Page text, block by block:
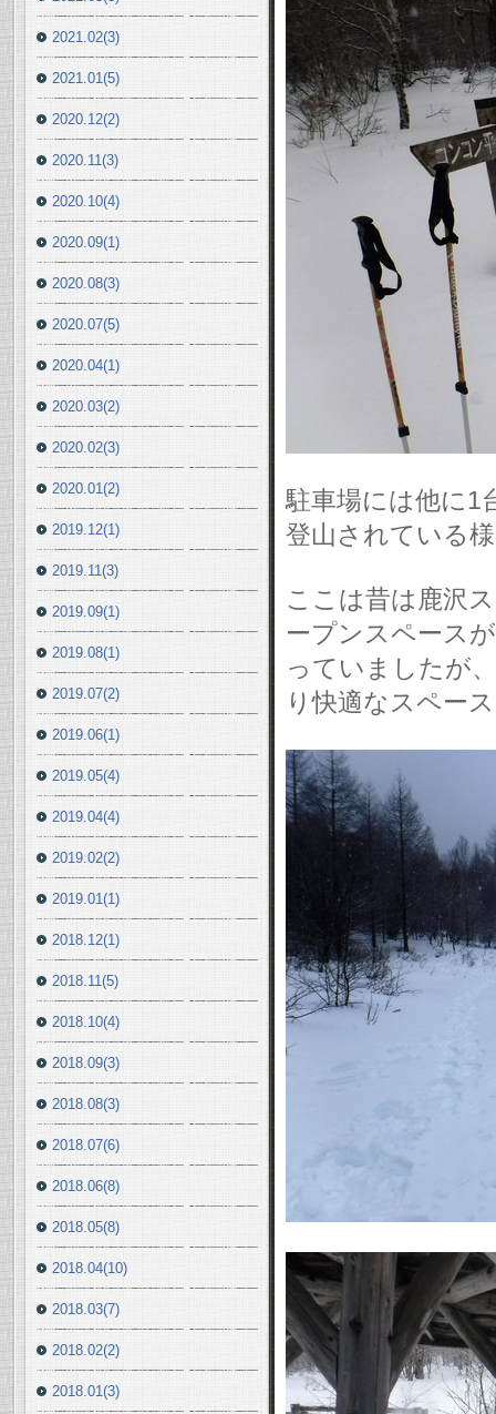
駐車場には他に1
登山されている
ここは昔は鹿沢
ープンスペース
っていましたが
り快適なスペー
2021.02(3)
2021.01(5)
2020.12(2)
2020.11(3)
2020.10(4)
2020.09(1)
2020.08(3)
2020.07(5)
2020.04(1)
2020.03(2)
2020.02(3)
2020.01(2)
2019.12(1)
2019.11(3)
2019.09(1)
2019.08(1)
2019.07(2)
2019.06(1)
2019.05(4)
2019.04(4)
2019.02(2)
2019.01(1)
2018.12(1)
2018.11(5)
2018.10(4)
2018.09(3)
2018.08(3)
2018.07(6)
2018.06(8)
2018.05(8)
2018.04(10)
2018.03(7)
2018.02(2)
2018.01(3)